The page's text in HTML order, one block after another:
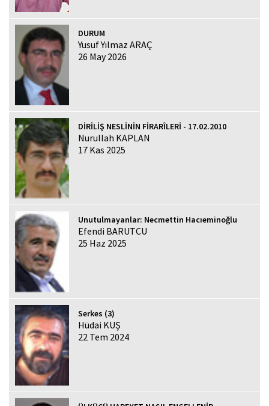
DURUM
Yusuf Yılmaz ARAÇ
26 May 2026
DİRİLİŞ NESLİNİN FİRARÎLERİ - 17.02.2010
Nurullah KAPLAN
17 Kas 2025
Unutulmayanlar: Necmettin Hacıeminoğlu
Efendi BARUTCU
25 Haz 2025
Serkes (3)
Hüdai KUŞ
22 Tem 2024